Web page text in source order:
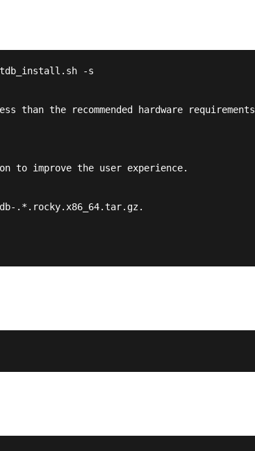
-s
than the recommended hardware
to improve the user experience.
.*.rocky.x86_64.tar.gz.